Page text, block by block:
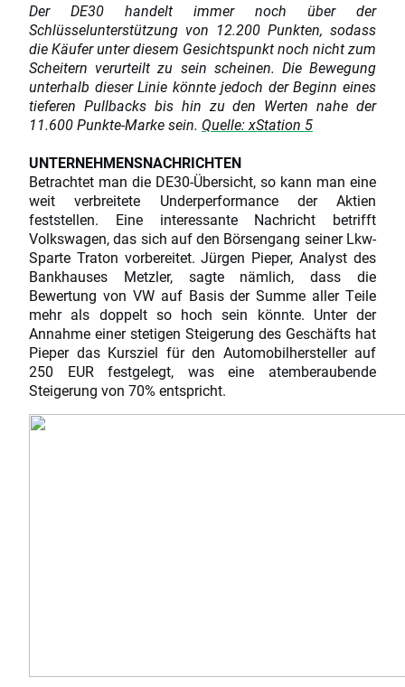
Der DE30 handelt immer noch über der
Schlüsselunterstützung von 12.200 Punkten, sodass
die Käufer unter diesem Gesichtspunkt noch nicht zum
Scheitern verurteilt zu sein scheinen. Die Bewegung
unterhalb dieser Linie könnte jedoch der Beginn eines
tieferen Pullbacks bis hin zu den Werten nahe der
11.600 Punkte-Marke sein. Quelle: xStation 5
UNTERNEHMENSNACHRICHTEN
Betrachtet man die DE30-Übersicht, so kann man eine
weit verbreitete Underperformance der Aktien
feststellen. Eine interessante Nachricht betrifft
Volkswagen, das sich auf den Börsengang seiner Lkw-
Sparte Traton vorbereitet. Jürgen Pieper, Analyst des
Bankhauses Metzler, sagte nämlich, dass die
Bewertung von VW auf Basis der Summe aller Teile
mehr als doppelt so hoch sein könnte. Unter der
Annahme einer stetigen Steigerung des Geschäfts hat
Pieper das Kursziel für den Automobilhersteller auf
250 EUR festgelegt, was eine atemberaubende
Steigerung von 70% entspricht.